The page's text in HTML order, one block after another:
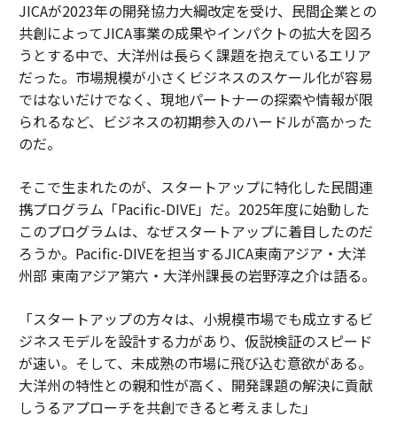
JICAが2023年の開発協力大綱改定を受け、民間企業との
共創によってJICA事業の成果やインパクトの拡大を図ろ
うとする中で、大洋州は長らく課題を抱えているエリア
だった。市場規模が小さくビジネスのスケール化が容易
ではないだけでなく、現地パートナーの探索や情報が限
られるなど、ビジネスの初期参入のハードルが高かった
のだ。
そこで生まれたのが、スタートアップに特化した民間連
携プログラム「Pacific-DIVE」だ。2025年度に始動した
このプログラムは、なぜスタートアップに着目したのだ
ろうか。Pacific-DIVEを担当するJICA東南アジア・大洋
州部 東南アジア第六・大洋州課長の岩野淳之介は語る。
「スタートアップの方々は、小規模市場でも成立するビ
ジネスモデルを設計する力があり、仮説検証のスピード
が速い。そして、未成熟の市場に飛び込む意欲がある。
大洋州の特性との親和性が高く、開発課題の解決に貢献
しうるアプローチを共創できると考えました」